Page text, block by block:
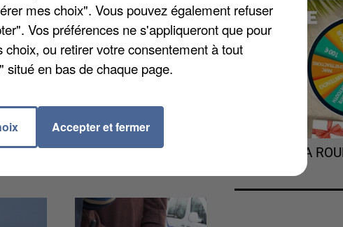
une première défaite dès le
à 27 à domicile contre Nancy.
de Sélestat, à partir de 20h30.
TOURNEZ LA
mes choix". Vous pouvez également refuser
Vos préférences ne s'appliqueront que pour
ou retirer votre consentement à tout
en bas de chaque page.
Accepter et fermer